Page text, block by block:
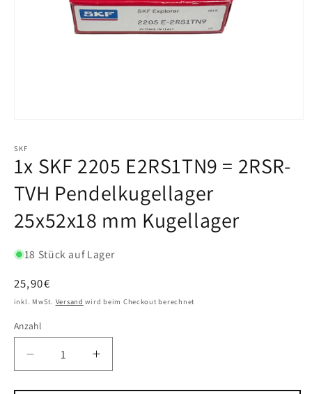
SKF
1x SKF 2205 E2RS1TN9 = 2RSR-
TVH Pendelkugellager
25x52x18 mm Kugellager
18 Stück auf Lager
Normaler
Preis
25,90€
inkl. MwSt. Versand wird beim Checkout berechnet
Anzahl
Verringere
die
Menge
Erhöhe
die
Menge